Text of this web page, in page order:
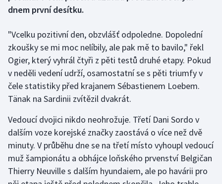
Futsal
Golf
Gymnastika
Házená
Judo
dnem první desítku.
"Vcelku pozitivní den, obzvlášť odpoledne. Dopolední
zkoušky se mi moc nelíbily, ale pak mě to bavilo," řekl
Ogier, který vyhrál čtyři z pěti testů druhé etapy. Pokud
v neděli vedení udrží, osamostatní se s pěti triumfy v
čele statistiky před krajanem Sébastienem Loebem.
Tänak na Sardinii zvítězil dvakrát.
Vedoucí dvojici nikdo neohrožuje. Třetí Dani Sordo v
dalším voze korejské značky zaostává o více než dvě
minuty. V průběhu dne se na třetí místo vyhoupl vedoucí
muž šampionátu a obhájce loňského prvenství Belgičan
Thierry Neuville s dalším hyundaiem, ale po havárii pro